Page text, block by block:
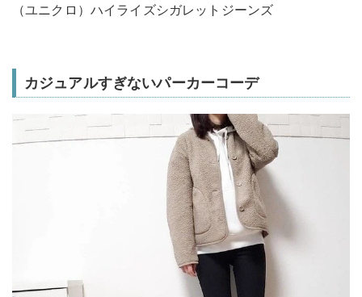
（ユニクロ）ハイライズシガレットジーンズ
カジュアルすぎないパーカーコーデ